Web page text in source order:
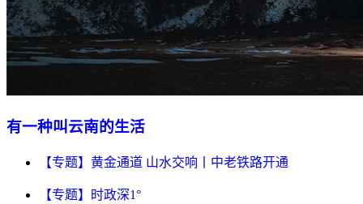
有一种叫云南的生活
【专题】黄金通道 山水交响丨中老铁路开通
【专题】时政深1°